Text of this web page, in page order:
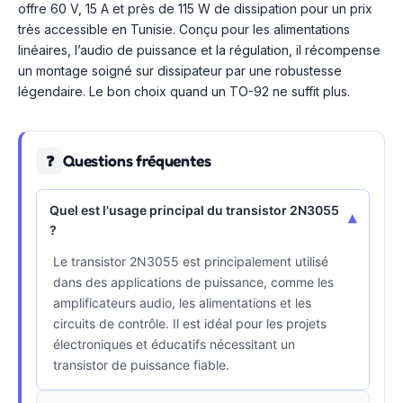
offre 60 V, 15 A et près de 115 W de dissipation pour un prix
très accessible en Tunisie. Conçu pour les alimentations
linéaires, l’audio de puissance et la régulation, il récompense
un montage soigné sur dissipateur par une robustesse
légendaire. Le bon choix quand un TO-92 ne suffit plus.
❓ Questions fréquentes
Quel est l'usage principal du transistor 2N3055
?
▾
Le transistor 2N3055 est principalement utilisé
dans des applications de puissance, comme les
amplificateurs audio, les alimentations et les
circuits de contrôle. Il est idéal pour les projets
électroniques et éducatifs nécessitant un
transistor de puissance fiable.